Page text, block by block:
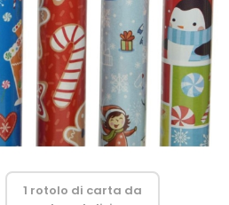
1 rotolo di carta da